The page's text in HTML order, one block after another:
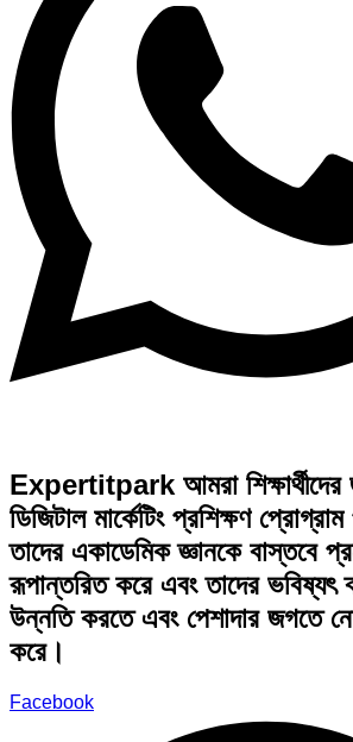
Expertitpark আমরা শিক্ষার্থীদের
ডিজিটাল মার্কেটিং প্রশিক্ষণ
তাদের একাডেমিক জ্ঞানকে বাস্তবে
রূপান্তরিত করে এবং তাদের ভবিষ্যৎ
উন্নতি করতে এবং পেশাদার জগতে
করে।
Facebook